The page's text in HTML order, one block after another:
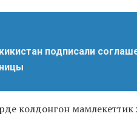
подписали
колдонгон мамлекеттик